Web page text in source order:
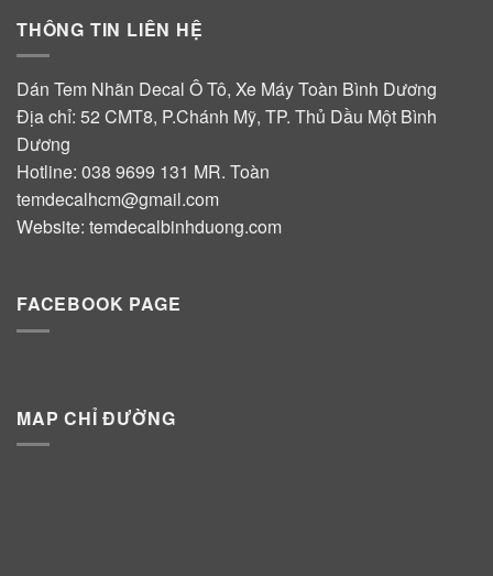
THÔNG TIN LIÊN HỆ
Dán Tem Nhãn Decal Ô Tô, Xe Máy Toàn Bình Dương
Địa chỉ: 52 CMT8, P.Chánh Mỹ, TP. Thủ Dầu Một Bình
Dương
Hotline: 038 9699 131 MR. Toàn
temdecalhcm@gmail.com
Website: temdecalbinhduong.com
FACEBOOK PAGE
MAP CHỈ ĐƯỜNG